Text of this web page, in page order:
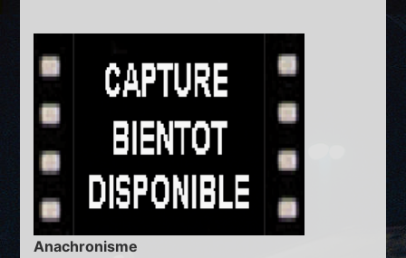
Anachronisme